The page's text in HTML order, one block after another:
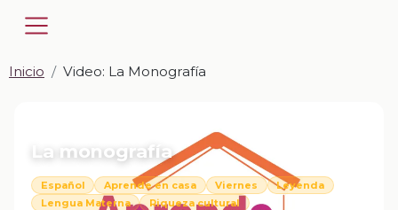
Inicio Video: La Monografía
La monografía
Español Aprende en casa Viernes
Leyenda
Lengua Materna
Riqueza cultural